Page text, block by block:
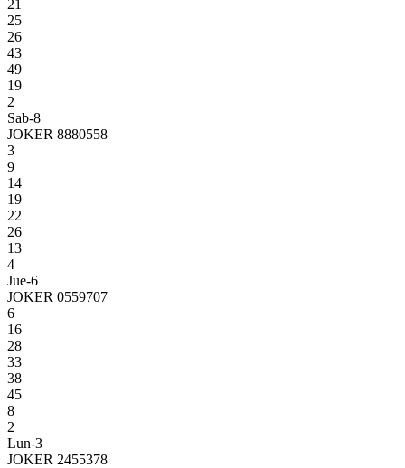
21
25
26
43
49
19
2
Sab-8
JOKER 8880558
3
9
14
19
22
26
13
4
Jue-6
JOKER 0559707
6
16
28
33
38
45
8
2
Lun-3
JOKER 2455378